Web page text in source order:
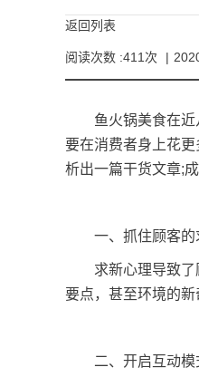
返回列表
阅读次数 :411次 |
鱼火锅美食在近几
要在消费者身上花
析出一篇干货文章;
一、抓住顾客的
求新心理导致了顾
要点，甚至环境的新
二、开启互动模